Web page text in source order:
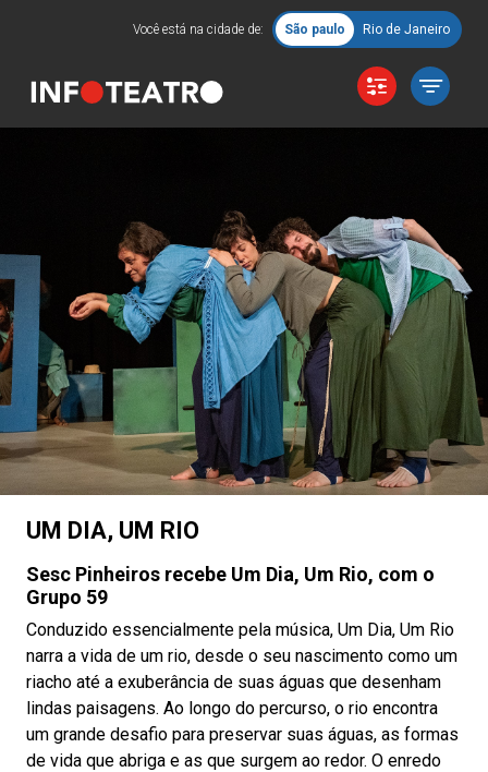
Você está na cidade de: São paulo Rio de Janeiro
UM DIA, UM RIO
Sesc Pinheiros recebe Um Dia, Um Rio, com o
Grupo 59
Conduzido essencialmente pela música, Um Dia, Um Rio
narra a vida de um rio, desde o seu nascimento como um
riacho até a exuberância de suas águas que desenham
lindas paisagens. Ao longo do percurso, o rio encontra
um grande desafio para preservar suas águas, as formas
de vida que abriga e as que surgem ao redor. O enredo